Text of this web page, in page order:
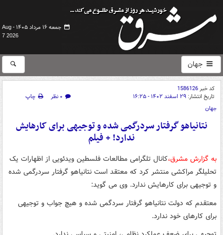
جمعه ۱۶ مرداد ۱۴۰۵ -
Aug
7 2026
جهان
کد خبر1586126
تاریخ انتشار: ۲۹ اسفند ۱۴۰۲ - ۱۶:۲۵ ۰ نظر
چاپ
جهان
نتانیاهو گرفتار سردرگمی شده و توجیهی برای کارهایش
ندارد! + فیلم
به گزارش مشرق،کانال تلگرامی مطالعات فلسطین ویدئویی از اظهارات یک
تحلیلگر مراکشی منتشر کرد که معتقد است نتانیاهو گرفتار سردرگمی شده
و توجیهی برای کارهایش ندارد. وی می گوید:
معتقدم که دولت نتانیاهو گرفتار سردگمی شده و هیچ جواب و توجیهی
برای کارهای خود ندارد.